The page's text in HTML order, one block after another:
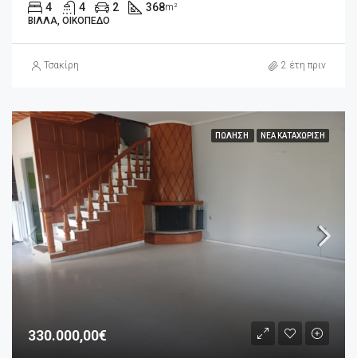
4 4 2 368m²
ΒΊΛΛΑ, ΟΙΚΌΠΕΔΟ
Τσακίρη 2 έτη πριν
ΠΏΛΗΣΗ ΝΈΑ ΚΑΤΑΧΏΡΙΣΗ
330.000,00€